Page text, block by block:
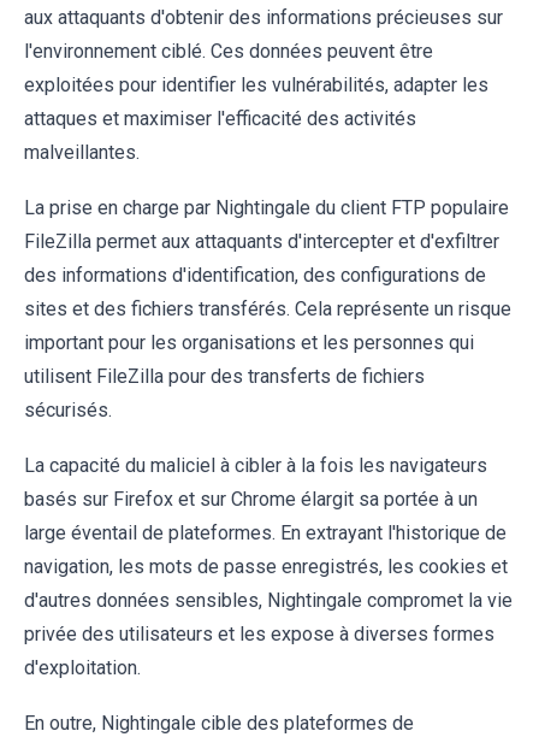
aux attaquants d'obtenir des informations précieuses sur
l'environnement ciblé. Ces données peuvent être
exploitées pour identifier les vulnérabilités, adapter les
attaques et maximiser l'efficacité des activités
malveillantes.
La prise en charge par Nightingale du client FTP populaire
FileZilla permet aux attaquants d'intercepter et d'exfiltrer
des informations d'identification, des configurations de
sites et des fichiers transférés. Cela représente un risque
important pour les organisations et les personnes qui
utilisent FileZilla pour des transferts de fichiers
sécurisés.
La capacité du maliciel à cibler à la fois les navigateurs
basés sur Firefox et sur Chrome élargit sa portée à un
large éventail de plateformes. En extrayant l'historique de
navigation, les mots de passe enregistrés, les cookies et
d'autres données sensibles, Nightingale compromet la vie
privée des utilisateurs et les expose à diverses formes
d'exploitation.
En outre, Nightingale cible des plateformes de